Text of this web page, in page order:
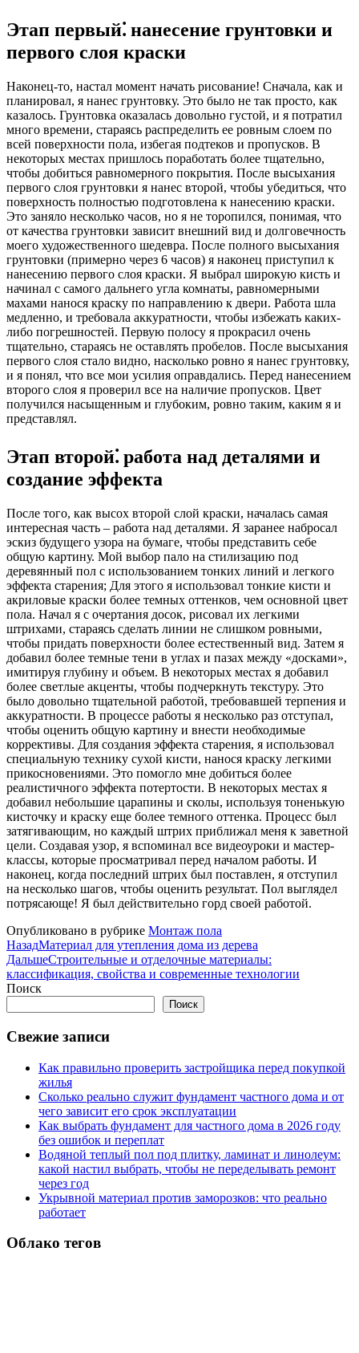
Этап первый⁚ нанесение грунтовки и
первого слоя краски
Наконец-то, настал момент начать рисование! Сначала, как и
планировал, я нанес грунтовку. Это было не так просто, как
казалось. Грунтовка оказалась довольно густой, и я потратил
много времени, стараясь распределить ее ровным слоем по
всей поверхности пола, избегая подтеков и пропусков. В
некоторых местах пришлось поработать более тщательно,
чтобы добиться равномерного покрытия. После высыхания
первого слоя грунтовки я нанес второй, чтобы убедиться, что
поверхность полностью подготовлена к нанесению краски.
Это заняло несколько часов, но я не торопился, понимая, что
от качества грунтовки зависит внешний вид и долговечность
моего художественного шедевра. После полного высыхания
грунтовки (примерно через 6 часов) я наконец приступил к
нанесению первого слоя краски. Я выбрал широкую кисть и
начинал с самого дальнего угла комнаты, равномерными
махами нанося краску по направлению к двери. Работа шла
медленно, и требовала аккуратности, чтобы избежать каких-
либо погрешностей. Первую полосу я прокрасил очень
тщательно, стараясь не оставлять пробелов. После высыхания
первого слоя стало видно, насколько ровно я нанес грунтовку,
и я понял, что все мои усилия оправдались. Перед нанесением
второго слоя я проверил все на наличие пропусков. Цвет
получился насыщенным и глубоким, ровно таким, каким я и
представлял.
Этап второй⁚ работа над деталями и
создание эффекта
После того, как высох второй слой краски, началась самая
интересная часть – работа над деталями. Я заранее набросал
эскиз будущего узора на бумаге, чтобы представить себе
общую картину. Мой выбор пало на стилизацию под
деревянный пол с использованием тонких линий и легкого
эффекта старения; Для этого я использовал тонкие кисти и
акриловые краски более темных оттенков, чем основной цвет
пола. Начал я с очертания досок, рисовал их легкими
штрихами, стараясь сделать линии не слишком ровными,
чтобы придать поверхности более естественный вид. Затем я
добавил более темные тени в углах и пазах между «досками»,
имитируя глубину и объем. В некоторых местах я добавил
более светлые акценты, чтобы подчеркнуть текстуру. Это
было довольно тщательной работой, требовавшей терпения и
аккуратности. В процессе работы я несколько раз отступал,
чтобы оценить общую картину и внести необходимые
коррективы. Для создания эффекта старения, я использовал
специальную технику сухой кисти, нанося краску легкими
прикосновениями. Это помогло мне добиться более
реалистичного эффекта потертости. В некоторых местах я
добавил небольшие царапины и сколы, используя тоненькую
кисточку и краску еще более темного оттенка. Процесс был
затягивающим, но каждый штрих приближал меня к заветной
цели. Создавая узор, я вспоминал все видеоуроки и мастер-
классы, которые просматривал перед началом работы. И
наконец, когда последний штрих был поставлен, я отступил
на несколько шагов, чтобы оценить результат. Пол выглядел
потрясающе! Я был действительно горд своей работой.
Опубликовано в рубрике Монтаж пола
НазадМатериал для утепления дома из дерева
ДальшеСтроительные и отделочные материалы:
классификация, свойства и современные технологии
Поиск
Поиск
Свежие записи
Как правильно проверить застройщика перед покупкой
жилья
Сколько реально служит фундамент частного дома и от
чего зависит его срок эксплуатации
Как выбрать фундамент для частного дома в 2026 году
без ошибок и переплат
Водяной теплый пол под плитку, ламинат и линолеум:
какой настил выбрать, чтобы не переделывать ремонт
через год
Укрывной материал против заморозков: что реально
работает
Облако тегов